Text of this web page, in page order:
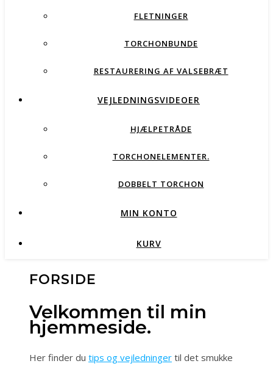
FLETNINGER
TORCHONBUNDE
RESTAURERING AF VALSEBRÆT
VEJLEDNINGSVIDEOER
HJÆLPETRÅDE
TORCHONELEMENTER.
DOBBELT TORCHON
MIN KONTO
KURV
FORSIDE
Velkommen til min
hjemmeside.
Her finder du tips og vejledninger til det smukke